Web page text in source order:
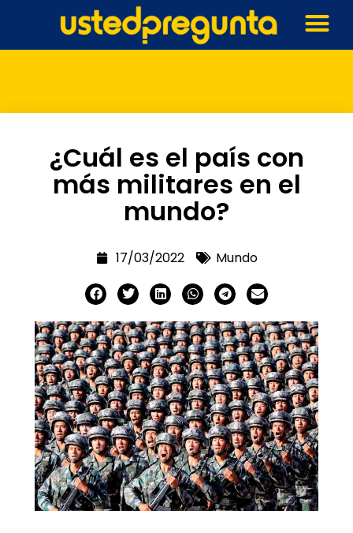
¿Cuál es el país con
más militares en el
mundo?
17/03/2022 Mundo